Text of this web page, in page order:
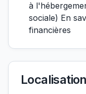
à
sociale) En
financières
Localisation